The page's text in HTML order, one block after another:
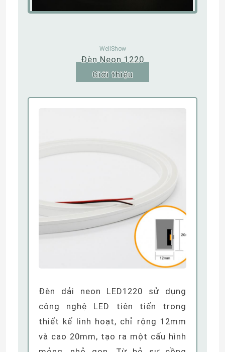
Về chúng tôi
Kiểm soát chất lượng
Đèn LED Dải Neon
WellShow
Đèn Neon 1220
Giới thiệu
Đèn dải neon LED1220 sử dụng
công nghệ LED tiên tiến trong
thiết kế linh hoạt, chỉ rộng 12mm
và cao 20mm, tạo ra một cấu hình